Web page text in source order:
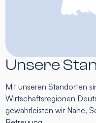
Unsere
Mit unseren Standorten
Wirtschaftsregionen
gewährleisten wir Nähe,